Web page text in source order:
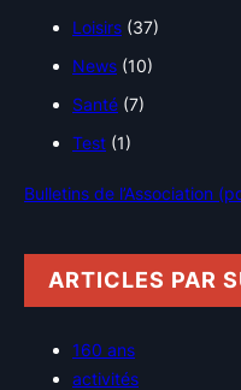
Loisirs (37)
News (10)
Santé (7)
Test (1)
Bulletins de l’Association
ARTICLES PAR
160 ans
activités